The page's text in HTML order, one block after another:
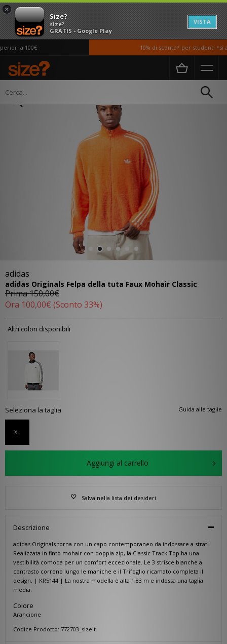
×
Size?
size?
GRATIS - Google Play
VISTA
a 100€ 10% di sconto* per studenti *si
Home Uomo
adidas
adidas Originals Felpa della tuta Faux Mohair Classic
Prima150,00€
Ora 100,00€ (Sconto 33%)
Altri colori disponibili
Guida alle taglie
Seleziona la taglia
XL
Aggiungi al carrello
Salva nella lista dei desideri
Descrizione
adidas Originals torna con un capo contemporaneo da indossare a strati.
Realizzata in finto mohair con doppia zip, la Classic Track Top ha una
vestibilità comoda per un comfort eccezionale. Le 3 strisce bianche a
contrasto corrono lungo le maniche e il Trifoglio ricamato completa il
design. | KR5144 | La nostra modella è alta 1,83 m e indossa una taglia
media.
Colore
Arancione
Codice Prodotto: 772703_sizeit